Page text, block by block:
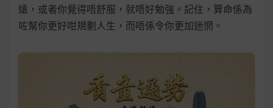
遠，或者你覺得唔舒服，就唔好勉強。記住，算命係為
咗幫你更好咁規劃人生，而唔係令你更加迷惘。